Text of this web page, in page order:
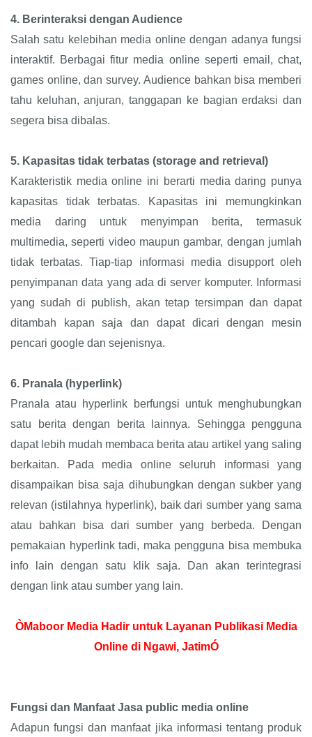
4. Berinteraksi dengan Audience
Salah satu kelebihan media online dengan adanya fungsi
interaktif. Berbagai fitur media online seperti email, chat,
games online, dan survey. Audience bahkan bisa memberi
tahu keluhan, anjuran, tanggapan ke bagian erdaksi dan
segera bisa dibalas.
5. Kapasitas tidak terbatas (storage and retrieval)
Karakteristik media online ini berarti media daring punya
kapasitas tidak terbatas. Kapasitas ini memungkinkan
media daring untuk menyimpan berita, termasuk
multimedia, seperti video maupun gambar, dengan jumlah
tidak terbatas. Tiap-tiap informasi media disupport oleh
penyimpanan data yang ada di server komputer. Informasi
yang sudah di publish, akan tetap tersimpan dan dapat
ditambah kapan saja dan dapat dicari dengan mesin
pencari google dan sejenisnya.
6. Pranala (hyperlink)
Pranala atau hyperlink berfungsi untuk menghubungkan
satu berita dengan berita lainnya. Sehingga pengguna
dapat lebih mudah membaca berita atau artikel yang saling
berkaitan. Pada media online seluruh informasi yang
disampaikan bisa saja dihubungkan dengan sukber yang
relevan (istilahnya hyperlink), baik dari sumber yang sama
atau bahkan bisa dari sumber yang berbeda. Dengan
pemakaian hyperlink tadi, maka pengguna bisa membuka
info lain dengan satu klik saja. Dan akan terintegrasi
dengan link atau sumber yang lain.
ÒMaboor Media Hadir untuk Layanan Publikasi Media
Online di Ngawi, JatimÓ
Fungsi dan Manfaat Jasa public media online
Adapun fungsi dan manfaat jika informasi tentang produk